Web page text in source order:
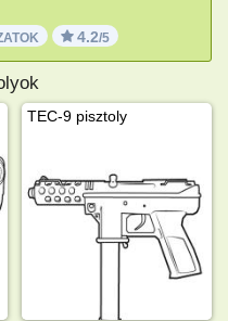
4.2/5
TEC-9 pisztoly